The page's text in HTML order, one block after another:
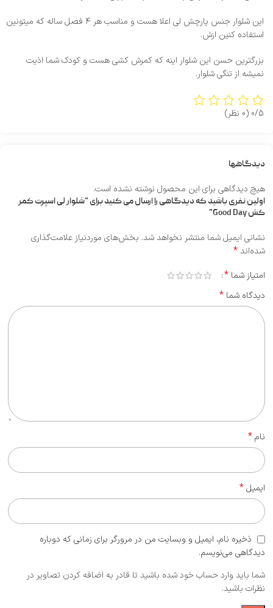
این شلوار جنس پارچش لی اعلا هست و مناسب هر ۴ فصل ساله که میتونین
استفاده کنین ازش.
بزرگترین حسن این شلوار اینه که کمرش کشی هست و کودک شما اذیت
نمیشه از تنگی شلوار.
0/5 (0 نظر)
دیدگاهها
هیچ دیدگاهی برای این محصول نوشته نشده است.
اولین نفری باشید که دیدگاهی را ارسال می کنید برای “شلوار لی اسپرت کمر
کش Good Day”
نشانی ایمیل شما منتشر نخواهد شد. بخش‌های موردنیاز علامت‌گذاری
شده‌اند*
امتیاز شما *
دیدگاه شما *
نام*
ایمیل*
ذخیره نام، ایمیل و وبسایت من در مرورگر برای زمانی که دوباره
دیدگاهی می‌نویسم.
شما باید وارد حساب خود شده باشید تا قادر به اضافه کردن تصاویر در
نظرات باشید.